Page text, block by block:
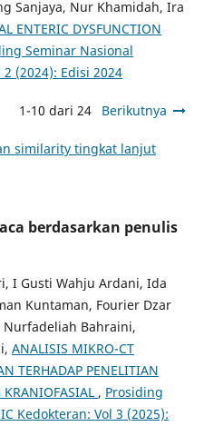
Sanjaya, Nur Khamidah, Ira
ENTERIC DYSFUNCTION
Seminar Nasional
(2024): Edisi 2024
1-10 dari 24 Berikutnya
similarity tingkat lanjut
berdasarkan penulis
I Gusti Wahju Ardani, Ida
Kuntaman, Fourier Dzar
Nurfadeliah Bahraini,
ANALISIS MIKRO-CT
TERHADAP PENELITIAN
KRANIOFASIAL , Prosiding
Kedokteran: Vol 3 (2025):